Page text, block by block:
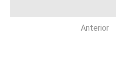
Anterior